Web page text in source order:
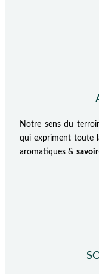
Notre sens du
qui expriment toute
aromatiques &